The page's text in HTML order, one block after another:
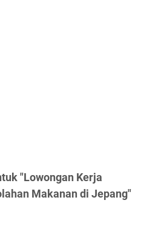
"Lowongan Kerja
Makanan di Jepang"